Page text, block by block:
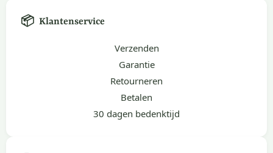
📦 Klantenservice
Verzenden
Garantie
Retourneren
Betalen
30 dagen bedenktijd